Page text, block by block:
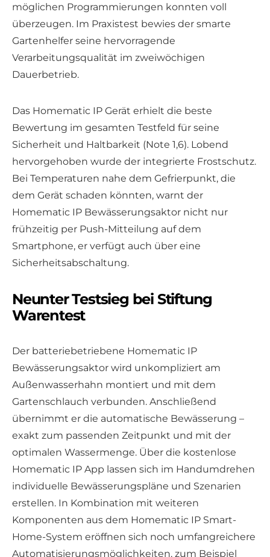
möglichen Programmierungen konnten voll
überzeugen. Im Praxistest bewies der smarte
Gartenhelfer seine hervorragende
Verarbeitungsqualität im zweiwöchigen
Dauerbetrieb.
Das Homematic IP Gerät erhielt die beste
Bewertung im gesamten Testfeld für seine
Sicherheit und Haltbarkeit (Note 1,6). Lobend
hervorgehoben wurde der integrierte Frostschutz.
Bei Temperaturen nahe dem Gefrierpunkt, die
dem Gerät schaden könnten, warnt der
Homematic IP Bewässerungsaktor nicht nur
frühzeitig per Push-Mitteilung auf dem
Smartphone, er verfügt auch über eine
Sicherheitsabschaltung.
Neunter Testsieg bei Stiftung
Warentest
Der batteriebetriebene Homematic IP
Bewässerungsaktor wird unkompliziert am
Außenwasserhahn montiert und mit dem
Gartenschlauch verbunden. Anschließend
übernimmt er die automatische Bewässerung –
exakt zum passenden Zeitpunkt und mit der
optimalen Wassermenge. Über die kostenlose
Homematic IP App lassen sich im Handumdrehen
individuelle Bewässerungspläne und Szenarien
erstellen. In Kombination mit weiteren
Komponenten aus dem Homematic IP Smart-
Home-System eröffnen sich noch umfangreichere
Automatisierungsmöglichkeiten, zum Beispiel